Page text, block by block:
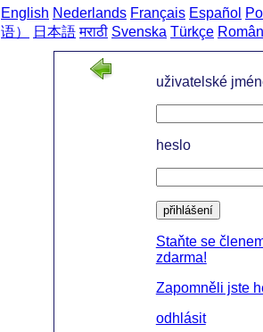
English Nederlands Français Español
语）
日本語 मराठी Svenska Türkçe
uživatelské
heslo
přihlášení
Staňte se
zdarma!
Zapomněli jste
odhlásit